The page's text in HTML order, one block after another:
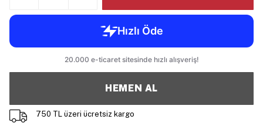
HEMEN AL
750 TL üzeri ücretsiz kargo